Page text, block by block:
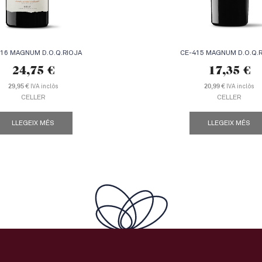
MAGNUM D.O.Q.RIOJA
24,75 €
29,95 € IVA inclòs
CELLER
LLEGEIX MÉS
CE-415 MAGNUM
17,35 €
20,99 € IVA inclòs
CELLER
LLEGEIX MÉS